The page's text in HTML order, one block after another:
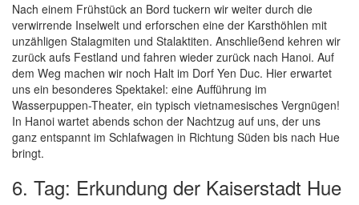
Nach einem Frühstück an Bord tuckern wir weiter durch die
verwirrende Inselwelt und erforschen eine der Karsthöhlen mit
unzähligen Stalagmiten und Stalaktiten. Anschließend kehren wir
zurück aufs Festland und fahren wieder zurück nach Hanoi. Auf
dem Weg machen wir noch Halt im Dorf Yen Duc. Hier erwartet
uns ein besonderes Spektakel: eine Aufführung im
Wasserpuppen-Theater, ein typisch vietnamesisches Vergnügen!
In Hanoi wartet abends schon der Nachtzug auf uns, der uns
ganz entspannt im Schlafwagen in Richtung Süden bis nach Hue
bringt.
6. Tag: Erkundung der Kaiserstadt Hue